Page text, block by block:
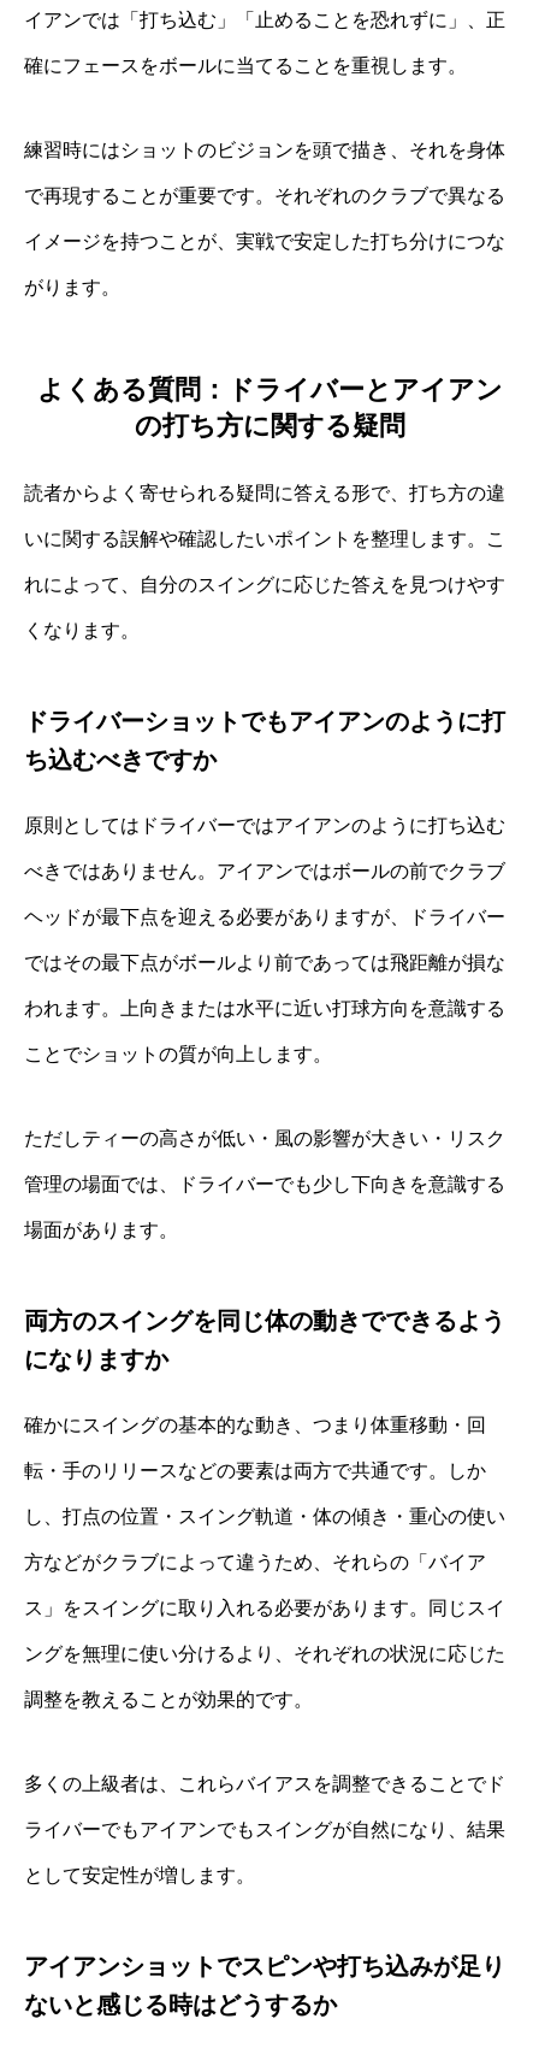
イアンでは「打ち込む」「止めることを恐れずに」、正
確にフェースをボールに当てることを重視します。
練習時にはショットのビジョンを頭で描き、それを身体
で再現することが重要です。それぞれのクラブで異なる
イメージを持つことが、実戦で安定した打ち分けにつな
がります。
よくある質問：ドライバーとアイアン
の打ち方に関する疑問
読者からよく寄せられる疑問に答える形で、打ち方の違
いに関する誤解や確認したいポイントを整理します。こ
れによって、自分のスイングに応じた答えを見つけやす
くなります。
ドライバーショットでもアイアンのように打
ち込むべきですか
原則としてはドライバーではアイアンのように打ち込む
べきではありません。アイアンではボールの前でクラブ
ヘッドが最下点を迎える必要がありますが、ドライバー
ではその最下点がボールより前であっては飛距離が損な
われます。上向きまたは水平に近い打球方向を意識する
ことでショットの質が向上します。
ただしティーの高さが低い・風の影響が大きい・リスク
管理の場面では、ドライバーでも少し下向きを意識する
場面があります。
両方のスイングを同じ体の動きでできるよう
になりますか
確かにスイングの基本的な動き、つまり体重移動・回
転・手のリリースなどの要素は両方で共通です。しか
し、打点の位置・スイング軌道・体の傾き・重心の使い
方などがクラブによって違うため、それらの「バイア
ス」をスイングに取り入れる必要があります。同じスイ
ングを無理に使い分けるより、それぞれの状況に応じた
調整を教えることが効果的です。
多くの上級者は、これらバイアスを調整できることでド
ライバーでもアイアンでもスイングが自然になり、結果
として安定性が増します。
アイアンショットでスピンや打ち込みが足り
ないと感じる時はどうするか